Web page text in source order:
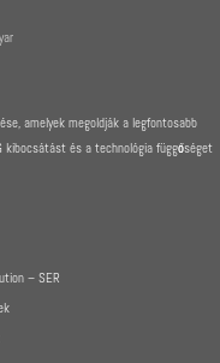
amelyek megoldják a legfontosabb
kibocsátást és a technológia függőséget
– SER